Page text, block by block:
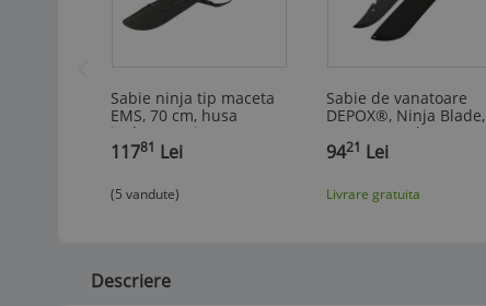
Sabie ninja tip maceta
EMS, 70 cm, husa
inclusa, cutit atasat
husa
11781 Lei
(5 vandute)
Sabie de vanatoare
DEPOX®, Ninja Blade,
maner metal, 50 cm,
negru, teaca inclusa
9421 Lei
Livrare gratuita
Descriere